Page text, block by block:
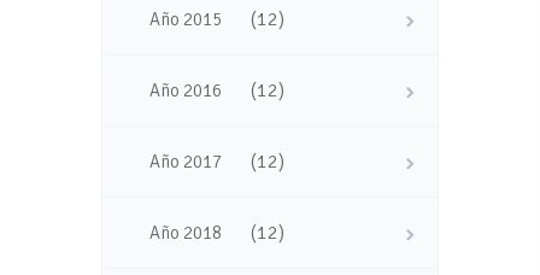
Año 2015 (12)
Año 2016 (12)
Año 2017 (12)
Año 2018 (12)